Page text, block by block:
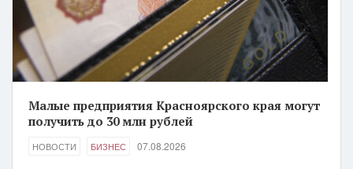
Малые предприятия Красноярского края могут
получить до 30 млн рублей
НОВОСТИ БИЗНЕС 07.08.2026